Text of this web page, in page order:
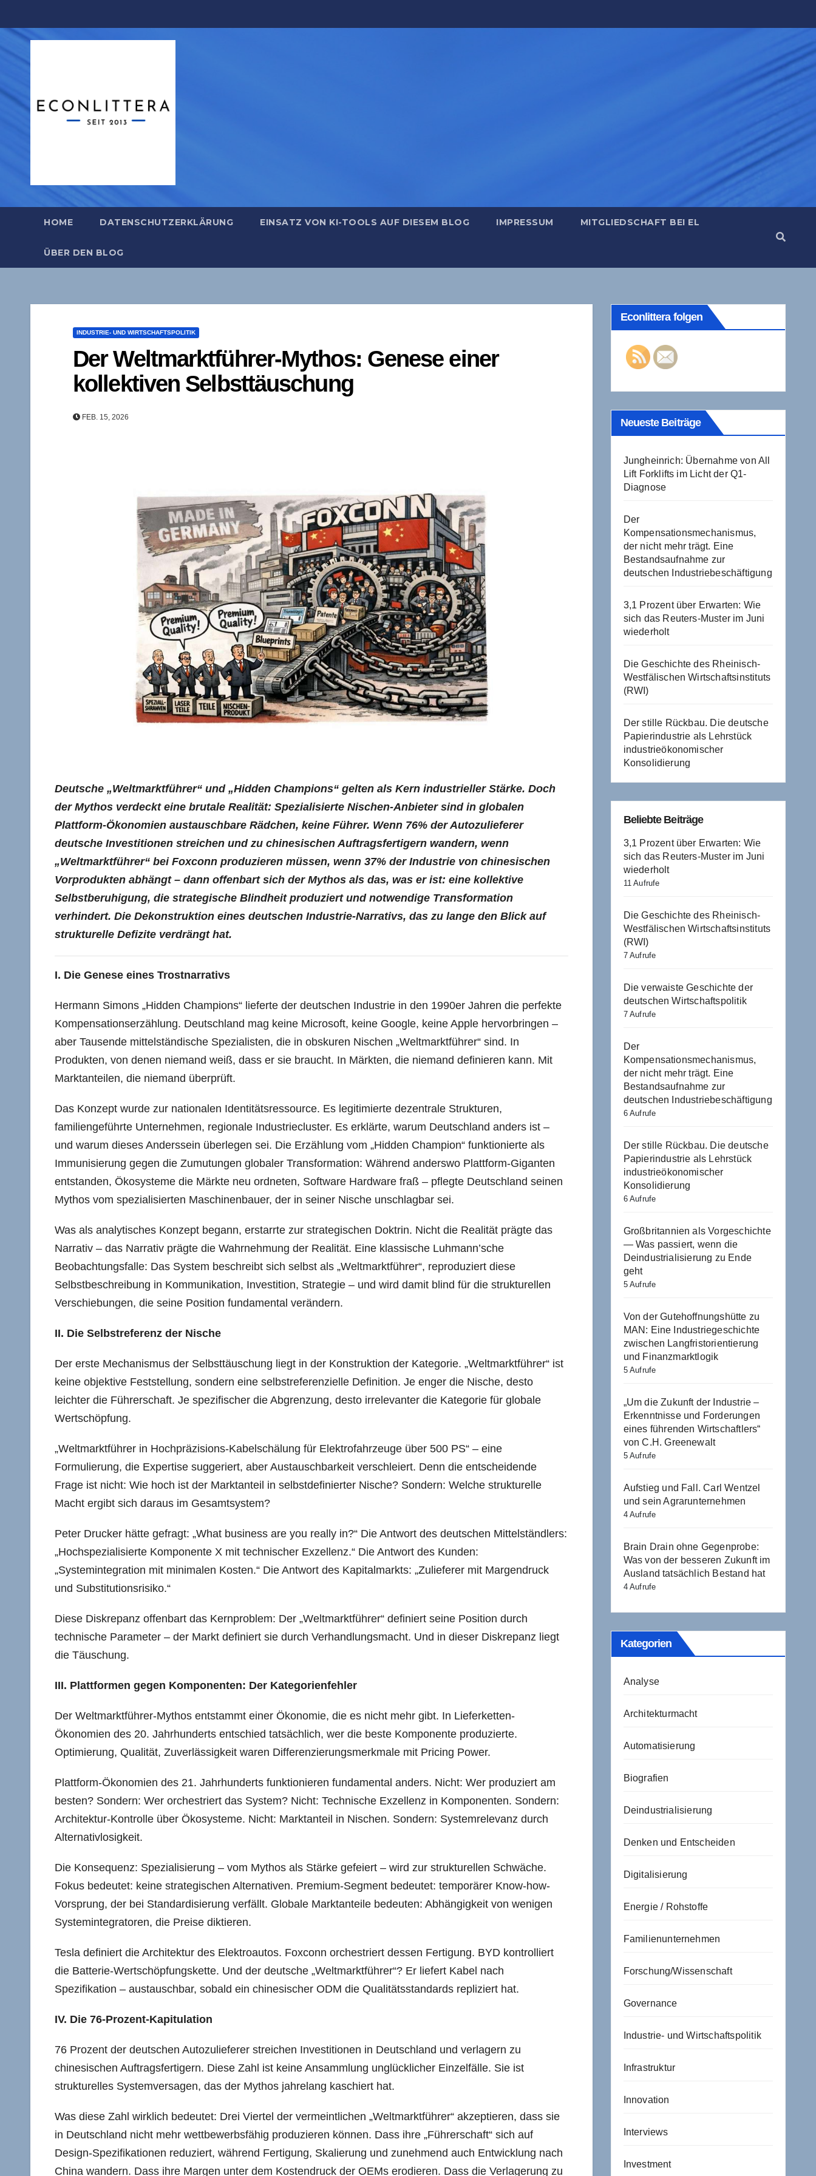
Inhalt
springen
HOME DATENSCHUTZERKLÄRUNG EINSATZ VON KI-TOOLS AUF DIESEM BLOG IMPRESSUM MITGLIEDSCHAFT BEI EL
ÜBER DEN BLOG
INDUSTRIE- UND WIRTSCHAFTSPOLITIK
Der Weltmarktführer-Mythos: Genese einer
kollektiven Selbsttäuschung
FEB. 15, 2026
Deutsche „Weltmarktführer“ und „Hidden Champions“ gelten als Kern industrieller Stärke. Doch
der Mythos verdeckt eine brutale Realität: Spezialisierte Nischen-Anbieter sind in globalen
Plattform-Ökonomien austauschbare Rädchen, keine Führer. Wenn 76% der Autozulieferer
deutsche Investitionen streichen und zu chinesischen Auftragsfertigern wandern, wenn
„Weltmarktführer“ bei Foxconn produzieren müssen, wenn 37% der Industrie von chinesischen
Vorprodukten abhängt – dann offenbart sich der Mythos als das, was er ist: eine kollektive
Selbstberuhigung, die strategische Blindheit produziert und notwendige Transformation
verhindert. Die Dekonstruktion eines deutschen Industrie-Narrativs, das zu lange den Blick auf
strukturelle Defizite verdrängt hat.
I. Die Genese eines Trostnarrativs
Hermann Simons „Hidden Champions“ lieferte der deutschen Industrie in den 1990er Jahren die perfekte
Kompensationserzählung. Deutschland mag keine Microsoft, keine Google, keine Apple hervorbringen –
aber Tausende mittelständische Spezialisten, die in obskuren Nischen „Weltmarktführer“ sind. In
Produkten, von denen niemand weiß, dass er sie braucht. In Märkten, die niemand definieren kann. Mit
Marktanteilen, die niemand überprüft.
Das Konzept wurde zur nationalen Identitätsressource. Es legitimierte dezentrale Strukturen,
familiengeführte Unternehmen, regionale Industriecluster. Es erklärte, warum Deutschland anders ist –
und warum dieses Anderssein überlegen sei. Die Erzählung vom „Hidden Champion“ funktionierte als
Immunisierung gegen die Zumutungen globaler Transformation: Während anderswo Plattform-Giganten
entstanden, Ökosysteme die Märkte neu ordneten, Software Hardware fraß – pflegte Deutschland seinen
Mythos vom spezialisierten Maschinenbauer, der in seiner Nische unschlagbar sei.
Was als analytisches Konzept begann, erstarrte zur strategischen Doktrin. Nicht die Realität prägte das
Narrativ – das Narrativ prägte die Wahrnehmung der Realität. Eine klassische Luhmann’sche
Beobachtungsfalle: Das System beschreibt sich selbst als „Weltmarktführer“, reproduziert diese
Selbstbeschreibung in Kommunikation, Investition, Strategie – und wird damit blind für die strukturellen
Verschiebungen, die seine Position fundamental verändern.
II. Die Selbstreferenz der Nische
Der erste Mechanismus der Selbsttäuschung liegt in der Konstruktion der Kategorie. „Weltmarktführer“ ist
keine objektive Feststellung, sondern eine selbstreferenzielle Definition. Je enger die Nische, desto
leichter die Führerschaft. Je spezifischer die Abgrenzung, desto irrelevanter die Kategorie für globale
Wertschöpfung.
„Weltmarktführer in Hochpräzisions-Kabelschälung für Elektrofahrzeuge über 500 PS“ – eine
Formulierung, die Expertise suggeriert, aber Austauschbarkeit verschleiert. Denn die entscheidende
Frage ist nicht: Wie hoch ist der Marktanteil in selbstdefinierter Nische? Sondern: Welche strukturelle
Macht ergibt sich daraus im Gesamtsystem?
Peter Drucker hätte gefragt: „What business are you really in?“ Die Antwort des deutschen Mittelständlers:
„Hochspezialisierte Komponente X mit technischer Exzellenz.“ Die Antwort des Kunden:
„Systemintegration mit minimalen Kosten.“ Die Antwort des Kapitalmarkts: „Zulieferer mit Margendruck
und Substitutionsrisiko.“
Diese Diskrepanz offenbart das Kernproblem: Der „Weltmarktführer“ definiert seine Position durch
technische Parameter – der Markt definiert sie durch Verhandlungsmacht. Und in dieser Diskrepanz liegt
die Täuschung.
III. Plattformen gegen Komponenten: Der Kategorienfehler
Der Weltmarktführer-Mythos entstammt einer Ökonomie, die es nicht mehr gibt. In Lieferketten-
Ökonomien des 20. Jahrhunderts entschied tatsächlich, wer die beste Komponente produzierte.
Optimierung, Qualität, Zuverlässigkeit waren Differenzierungsmerkmale mit Pricing Power.
Plattform-Ökonomien des 21. Jahrhunderts funktionieren fundamental anders. Nicht: Wer produziert am
besten? Sondern: Wer orchestriert das System? Nicht: Technische Exzellenz in Komponenten. Sondern:
Architektur-Kontrolle über Ökosysteme. Nicht: Marktanteil in Nischen. Sondern: Systemrelevanz durch
Alternativlosigkeit.
Die Konsequenz: Spezialisierung – vom Mythos als Stärke gefeiert – wird zur strukturellen Schwäche.
Fokus bedeutet: keine strategischen Alternativen. Premium-Segment bedeutet: temporärer Know-how-
Vorsprung, der bei Standardisierung verfällt. Globale Marktanteile bedeuten: Abhängigkeit von wenigen
Systemintegratoren, die Preise diktieren.
Tesla definiert die Architektur des Elektroautos. Foxconn orchestriert dessen Fertigung. BYD kontrolliert
die Batterie-Wertschöpfungskette. Und der deutsche „Weltmarktführer“? Er liefert Kabel nach
Spezifikation – austauschbar, sobald ein chinesischer ODM die Qualitätsstandards repliziert hat.
IV. Die 76-Prozent-Kapitulation
76 Prozent der deutschen Autozulieferer streichen Investitionen in Deutschland und verlagern zu
chinesischen Auftragsfertigern. Diese Zahl ist keine Ansammlung unglücklicher Einzelfälle. Sie ist
strukturelles Systemversagen, das der Mythos jahrelang kaschiert hat.
Was diese Zahl wirklich bedeutet: Drei Viertel der vermeintlichen „Weltmarktführer“ akzeptieren, dass sie
in Deutschland nicht mehr wettbewerbsfähig produzieren können. Dass ihre „Führerschaft“ sich auf
Design-Spezifikationen reduziert, während Fertigung, Skalierung und zunehmend auch Entwicklung nach
China wandern. Dass ihre Margen unter dem Kostendruck der OEMs erodieren. Dass die Verlagerung zu
Econlittera folgen
Neueste Beiträge
Jungheinrich: Übernahme von All
Lift Forklifts im Licht der Q1-
Diagnose
Der
Kompensationsmechanismus,
der nicht mehr trägt. Eine
Bestandsaufnahme zur
deutschen Industriebeschäftigung
3,1 Prozent über Erwarten: Wie
sich das Reuters-Muster im Juni
wiederholt
Die Geschichte des Rheinisch-
Westfälischen Wirtschaftsinstituts
(RWI)
Der stille Rückbau. Die deutsche
Papierindustrie als Lehrstück
industrieökonomischer
Konsolidierung
Beliebte Beiträge
3,1 Prozent über Erwarten: Wie
sich das Reuters-Muster im Juni
wiederholt
11 Aufrufe
Die Geschichte des Rheinisch-
Westfälischen Wirtschaftsinstituts
(RWI)
7 Aufrufe
Die verwaiste Geschichte der
deutschen Wirtschaftspolitik
7 Aufrufe
Der
Kompensationsmechanismus,
der nicht mehr trägt. Eine
Bestandsaufnahme zur
deutschen Industriebeschäftigung
6 Aufrufe
Der stille Rückbau. Die deutsche
Papierindustrie als Lehrstück
industrieökonomischer
Konsolidierung
6 Aufrufe
Großbritannien als Vorgeschichte
— Was passiert, wenn die
Deindustrialisierung zu Ende
geht
5 Aufrufe
Von der Gutehoffnungshütte zu
MAN: Eine Industriegeschichte
zwischen Langfristorientierung
und Finanzmarktlogik
5 Aufrufe
„Um die Zukunft der Industrie –
Erkenntnisse und Forderungen
eines führenden Wirtschaftlers“
von C.H. Greenewalt
5 Aufrufe
Aufstieg und Fall. Carl Wentzel
und sein Agrarunternehmen
4 Aufrufe
Brain Drain ohne Gegenprobe:
Was von der besseren Zukunft im
Ausland tatsächlich Bestand hat
4 Aufrufe
Kategorien
Analyse
Architekturmacht
Automatisierung
Biografien
Deindustrialisierung
Denken und Entscheiden
Digitalisierung
Energie / Rohstoffe
Familienunternehmen
Forschung/Wissenschaft
Governance
Industrie- und Wirtschaftspolitik
Infrastruktur
Innovation
Interviews
Investment